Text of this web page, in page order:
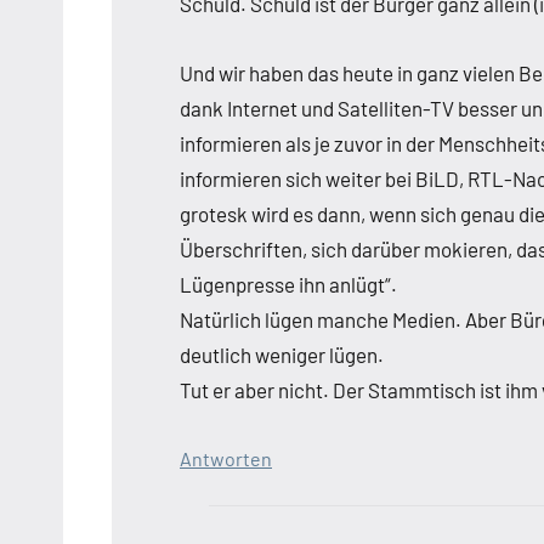
Und wir haben das heute in ganz vielen
dank Internet und Satelliten-TV besser
informieren als je zuvor in der
informieren sich weiter bei BiLD, RTL-
grotesk wird es dann, wenn sich genau
Überschriften, sich darüber mokieren,
Lügenpresse ihn anlügt“.
Natürlich lügen manche Medien. Aber
deutlich weniger lügen.
Tut er aber nicht. Der Stammtisch ist ihm
Antworten